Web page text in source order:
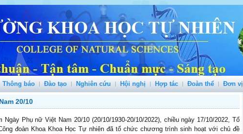
Thông báo Đào tạo Nghiên cứu Hội nghị Hợp tác Đoàn thể Đơn vị
20/10
Phụ nữ Việt Nam 20/10 (20/10/1930-20/10/2022), chiều ngày 17/10/2022, Tổ
đoàn Khoa Khoa Học Tự nhiên đã tổ chức chương trình sinh hoạt với chủ đề